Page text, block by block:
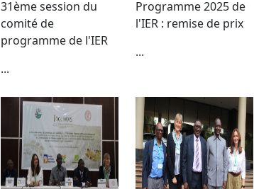
31ème session du
comité de
programme de l'IER
...
Programme 2025 de
l'IER : remise de prix
...